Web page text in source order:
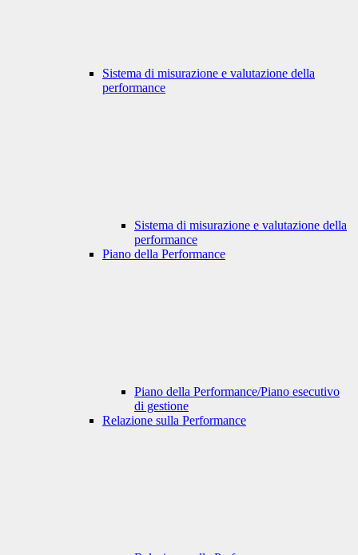
Sistema di misurazione e valutazione della
performance
Sistema di misurazione e valutazione della
performance
Piano della Performance
Piano della Performance/Piano esecutivo
di gestione
Relazione sulla Performance